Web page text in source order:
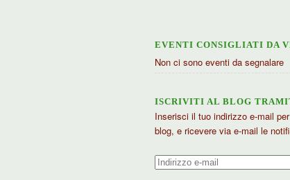
EVENTI CONSIGLIATI DA
Non ci sono eventi da segnalare
ISCRIVITI AL BLOG
Inserisci il tuo indirizzo e-mail
blog, e ricevere via e-mail le
Indirizzo